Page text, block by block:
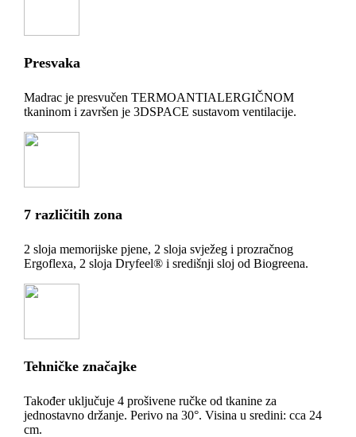
Presvaka
Madrac je presvučen TERMOANTIALERGIČNOM
tkaninom i završen je 3DSPACE sustavom ventilacije.
7 različitih zona
2 sloja memorijske pjene, 2 sloja svježeg i prozračnog
Ergoflexa, 2 sloja Dryfeel® i središnji sloj od Biogreena.
Tehničke značajke
Također uključuje 4 prošivene ručke od tkanine za
jednostavno držanje. Perivo na 30°. Visina u sredini: cca 24
cm.